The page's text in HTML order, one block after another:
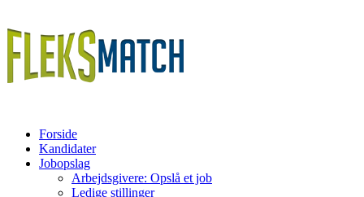
Forside
Kandidater
Jobopslag
Arbejdsgivere: Opslå et job
Ledige stillinger